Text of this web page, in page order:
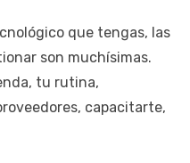
que tengas, las
son muchísimas.
tu rutina,
capacitarte,